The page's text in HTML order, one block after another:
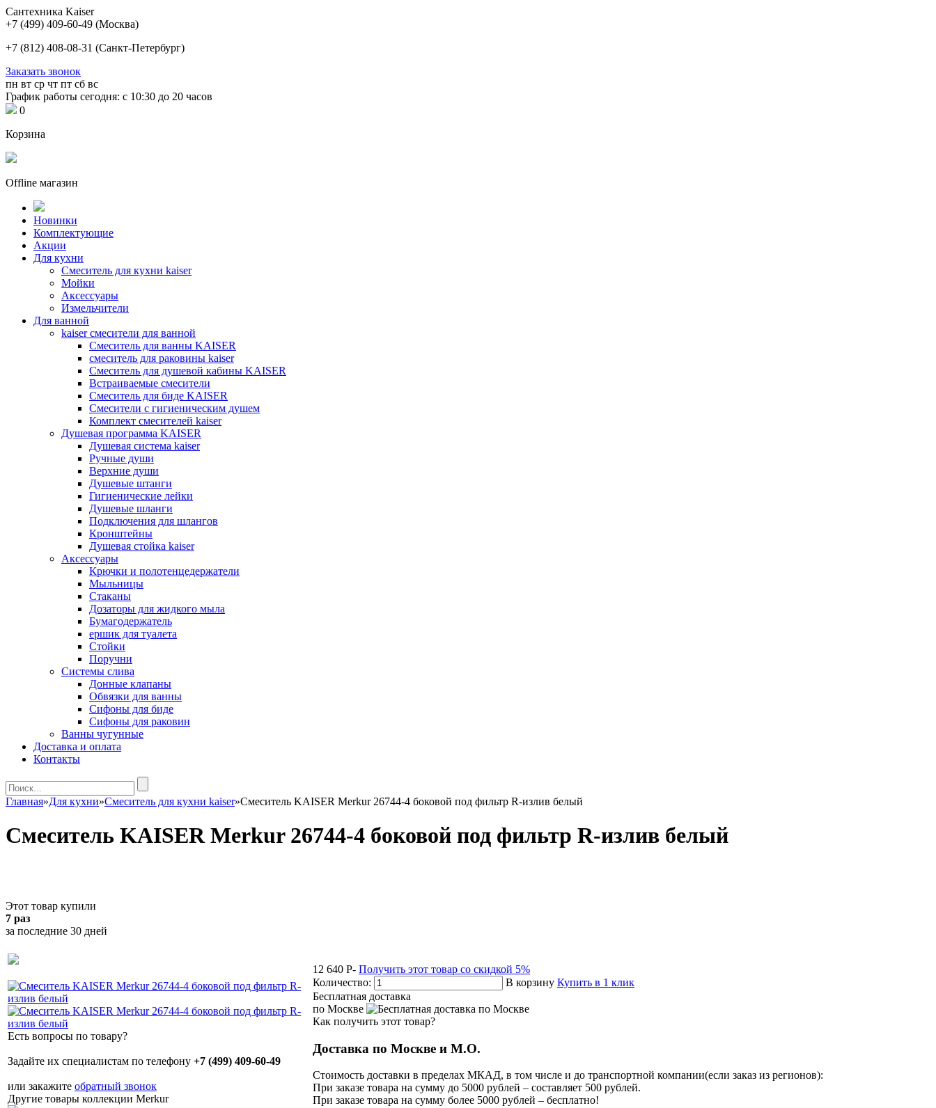
Сантехника Kaiser
+7 (499) 409-60-49 (Москва)
+7 (812) 408-08-31 (Санкт-Петербург)
Заказать звонок
пн вт ср чт пт сб вс
График работы сегодня: с 10:30 до 20 часов
0
Корзина
Offline магазин
Новинки
Комплектующие
Акции
Для кухни
Cмеситель для кухни kaiser
Мойки
Аксессуары
Измельчители
Для ванной
kaiser смесители для ванной
Смеситель для ванны KAISER
смеситель для раковины kaiser
Смеситель для душевой кабины KAISER
Встраиваемые смесители
Смеситель для биде KAISER
Смесители с гигиеническим душем
Комплект смесителей kaiser
Душевая программа KAISER
Душевая система kaiser
Ручные души
Верхние души
Душевые штанги
Гигиенические лейки
Душевые шланги
Подключения для шлангов
Кронштейны
Душевая стойка kaiser
Аксессуары
Крючки и полотенцедержатели
Мыльницы
Стаканы
Дозаторы для жидкого мыла
Бумагодержатель
ершик для туалета
Стойки
Поручни
Системы слива
Донные клапаны
Обвязки для ванны
Сифоны для биде
Сифоны для раковин
Ванны чугунные
Доставка и оплата
Контакты
Главная»Для кухни»Cмеситель для кухни kaiser»Смеситель KAISER Merkur 26744-4 боковой под фильтр R-излив белый
Смеситель KAISER Merkur 26744-4 боковой под фильтр R-излив белый
Этот товар купили
7 раз
за последние 30 дней
Есть вопросы по товару?
Задайте их специалистам по телефону +7 (499) 409-60-49
или закажите обратный звонок
Другие товары коллекции Merkur
12 640 P- Получить этот товар со скидкой 5%
Количество:
В корзину Купить в 1 клик
Бесплатная доставка
по Москве
Как получить этот товар?
Доставка по Москве и М.О.
Стоимость доставки в пределах МКАД, в том числе и до транспортной компании(если заказ из регионов):
При заказе товара на сумму до 5000 рублей – составляет 500 рублей.
При заказе товара на сумму более 5000 рублей – бесплатно!